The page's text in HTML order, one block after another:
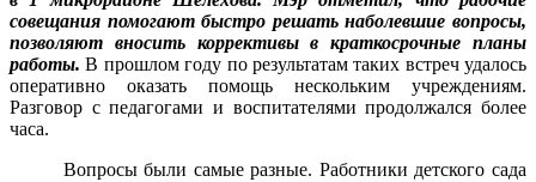
совещания помогают быстро решать наболевшие вопросы,
позволяют вносить коррективы в краткосрочные планы
работы.В прошлом году по результатам таких встреч удалось
оперативно оказать помощь нескольким учреждениям.
Разговор с педагогами и воспитателями продолжался более
часа.
Вопросы были самые разные. Работники детского сада